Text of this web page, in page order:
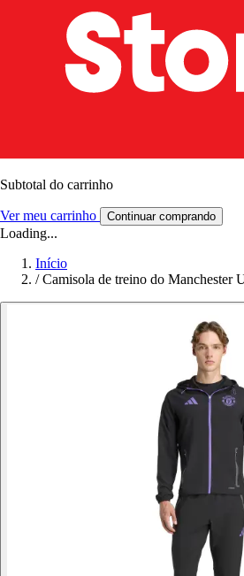
Subtotal do carrinho
Ver meu carrinho Continuar comprando
Loading...
Início
/ Camisola de treino do Manchester